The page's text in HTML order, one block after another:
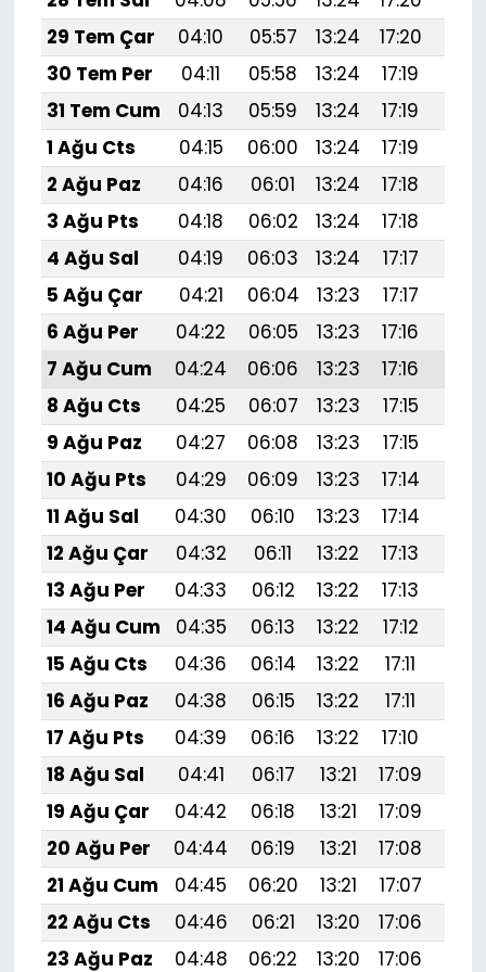
29 Tem Çar
04:10 05:57 13:24 17:20
30 Tem Per
04:11 05:58 13:24 17:19
31 Tem Cum
04:13 05:59 13:24 17:19
1 Ağu Cts
04:15 06:00 13:24 17:19
2 Ağu Paz
04:16 06:01 13:24 17:18
3 Ağu Pts
04:18 06:02 13:24 17:18
4 Ağu Sal
04:19 06:03 13:24 17:17
5 Ağu Çar
04:21 06:04 13:23 17:17
6 Ağu Per
04:22 06:05 13:23 17:16
7 Ağu Cum
04:24 06:06 13:23 17:16
8 Ağu Cts
04:25 06:07 13:23 17:15
9 Ağu Paz
04:27 06:08 13:23 17:15
10 Ağu Pts
04:29 06:09 13:23 17:14
11 Ağu Sal
04:30 06:10 13:23 17:14
12 Ağu Çar
04:32 06:11 13:22 17:13
13 Ağu Per
04:33 06:12 13:22 17:13
14 Ağu Cum
04:35 06:13 13:22 17:12
15 Ağu Cts
04:36 06:14 13:22 17:11
16 Ağu Paz
04:38 06:15 13:22 17:11
17 Ağu Pts
04:39 06:16 13:22 17:10
18 Ağu Sal
04:41 06:17 13:21 17:09
19 Ağu Çar
04:42 06:18 13:21 17:09
20 Ağu Per
04:44 06:19 13:21 17:08
21 Ağu Cum
04:45 06:20 13:21 17:07
22 Ağu Cts
04:46 06:21 13:20 17:06
23 Ağu Paz
04:48 06:22 13:20 17:06